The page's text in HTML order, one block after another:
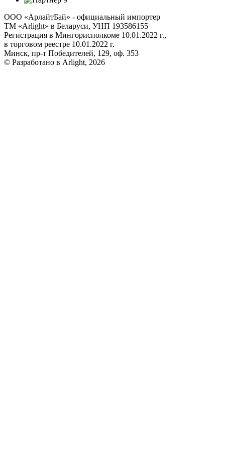
ООО «АрлайтБай» - официальный импортер
ТМ «Arlight» в Беларуси, УНП 193586155
Регистрация в Мингорисполкоме 10.01.2022 г.,
в торговом реестре 10.01.2022 г.
Минск, пр-т Победителей, 129, оф. 353
© Разработано в Arlight, 2026